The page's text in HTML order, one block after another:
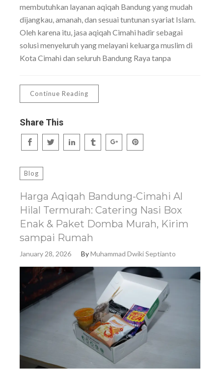
membutuhkan layanan aqiqah Bandung yang mudah
dijangkau, amanah, dan sesuai tuntunan syariat Islam.
Oleh karena itu, jasa aqiqah Cimahi hadir sebagai
solusi menyeluruh yang melayani keluarga muslim di
Kota Cimahi dan seluruh Bandung Raya tanpa
Continue Reading
Share This
Blog
Harga Aqiqah Bandung-Cimahi Al
Hilal Termurah: Catering Nasi Box
Enak & Paket Domba Murah, Kirim
sampai Rumah
January 28, 2026 ByMuhammad Dwiki Septianto